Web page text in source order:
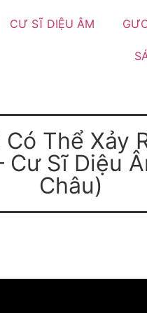
CƯ SĨ DIỆU ÂM
Thể Xảy
Cư Sĩ Diệu
Châu)